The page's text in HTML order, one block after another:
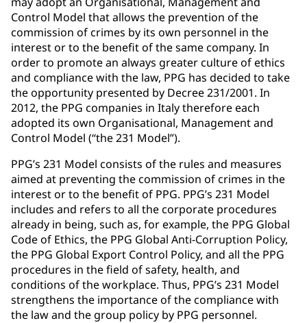
Control Model that allows the prevention of the
commission of crimes by its own personnel in the
interest or to the benefit of the same company. In
order to promote an always greater culture of ethics
and compliance with the law, PPG has decided to take
the opportunity presented by Decree 231/2001. In
2012, the PPG companies in Italy therefore each
adopted its own Organisational, Management and
Control Model (“the 231 Model”).
PPG’s 231 Model consists of the rules and measures
aimed at preventing the commission of crimes in the
interest or to the benefit of PPG. PPG’s 231 Model
includes and refers to all the corporate procedures
already in being, such as, for example, the PPG Global
Code of Ethics, the PPG Global Anti-Corruption Policy,
the PPG Global Export Control Policy, and all the PPG
procedures in the field of safety, health, and
conditions of the workplace. Thus, PPG’s 231 Model
strengthens the importance of the compliance with
the law and the group policy by PPG personnel.